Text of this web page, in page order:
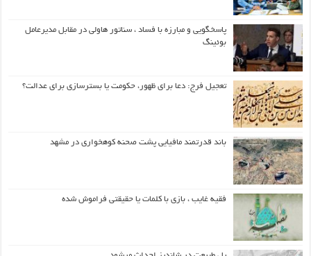
پاسخگویی و مبارزه با فساد ، سناتور هاولی در مقابل مدیرعامل
بوئینگ
تعجیل فرج: دعا برای ظهور، حکومت یا بسترسازی برای عدالت؟
باند قدرتمند مافیایی پشت صحنه کوهخواری در مشهد
فقیه غایب ، بازی با کلمات یا حقیقتی فراموش شده